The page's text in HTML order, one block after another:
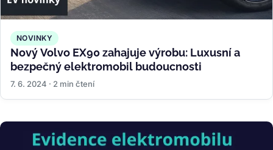
NOVINKY
Nový Volvo EX90 zahajuje výrobu: Luxusní a
bezpečný elektromobil budoucnosti
7. 6. 2024 · 2 min čtení
Obrázek